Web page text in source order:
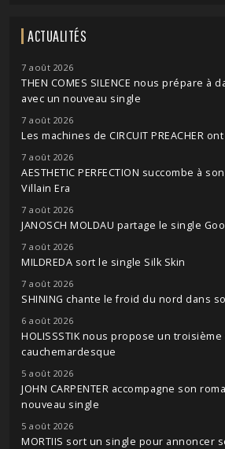
ACTUALITÉS
7 août 2026
THEN COMES SILENCE nous prépare à
avec un nouveau single
7 août 2026
Les machines de CIRCUIT PREACHER
7 août 2026
AESTHETIC PERFECTION succombe à
Villain Era
7 août 2026
JANOSCH MOLDAU partage le single
7 août 2026
MILDREDA sort le single Silk Skin
7 août 2026
SHINING chante le froid du nord dans
6 août 2026
HOLISSSTIK nous propose un troisième
cauchemardesque
5 août 2026
JOHN CARPENTER accompagne son
nouveau single
5 août 2026
MORTIIS sort un single pour annoncer